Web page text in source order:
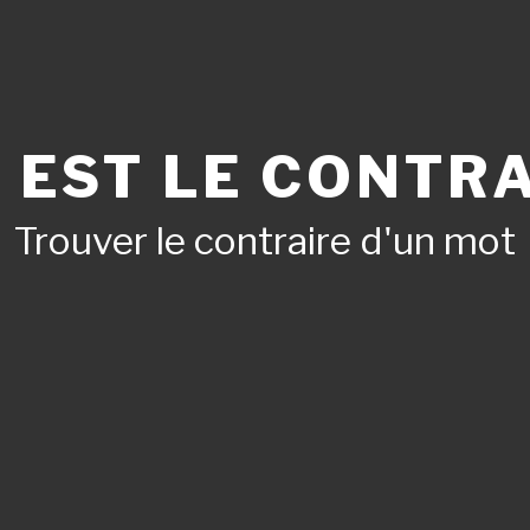
EST LE
Trouver le contraire d'un mot